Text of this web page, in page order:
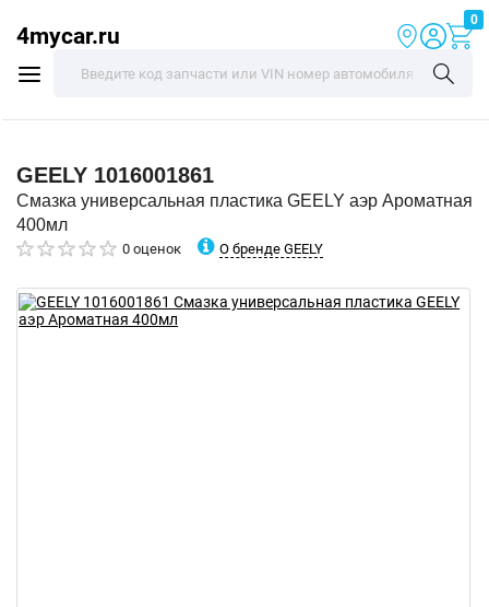
4mycar.ru
0
GEELY 1016001861
Смазка универсальная пластика GEELY аэр Ароматная
400мл
0 оценок О бренде GEELY